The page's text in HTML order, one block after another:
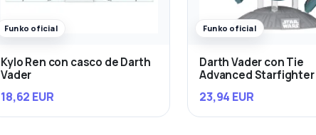
Funko oficial
Kylo Ren con casco de Darth
Vader
18,62 EUR
Funko oficial
Darth Vader con Tie
Advanced Starfighter
23,94 EUR